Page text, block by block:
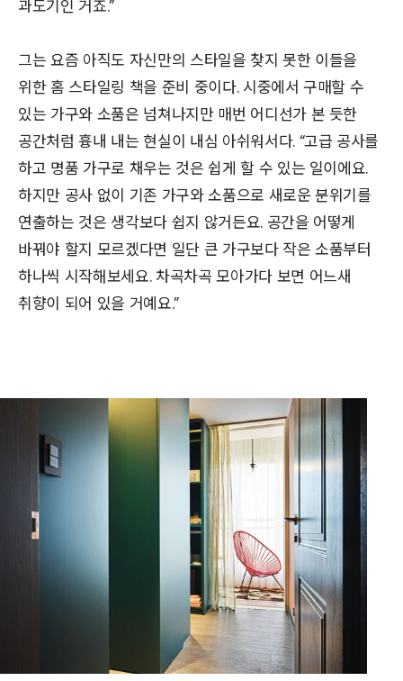
과도기인 거죠.”
그는 요즘 아직도 자신만의 스타일을 찾지 못한 이들을
위한 홈 스타일링 책을 준비 중이다. 시중에서 구매할 수
있는 가구와 소품은 넘쳐나지만 매번 어디선가 본 듯한
공간처럼 흉내 내는 현실이 내심 아쉬워서다. “고급 공사를
하고 명품 가구로 채우는 것은 쉽게 할 수 있는 일이에요.
하지만 공사 없이 기존 가구와 소품으로 새로운 분위기를
연출하는 것은 생각보다 쉽지 않거든요. 공간을 어떻게
바꿔야 할지 모르겠다면 일단 큰 가구보다 작은 소품부터
하나씩 시작해보세요. 차곡차곡 모아가다 보면 어느새
취향이 되어 있을 거예요.”